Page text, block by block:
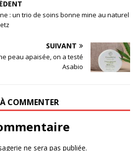
: un trio de soins bonne mine au naturel
SUIVANT
peau apaisée, on a testé
Asabio
À COMMENTER
ne sera pas publiée.